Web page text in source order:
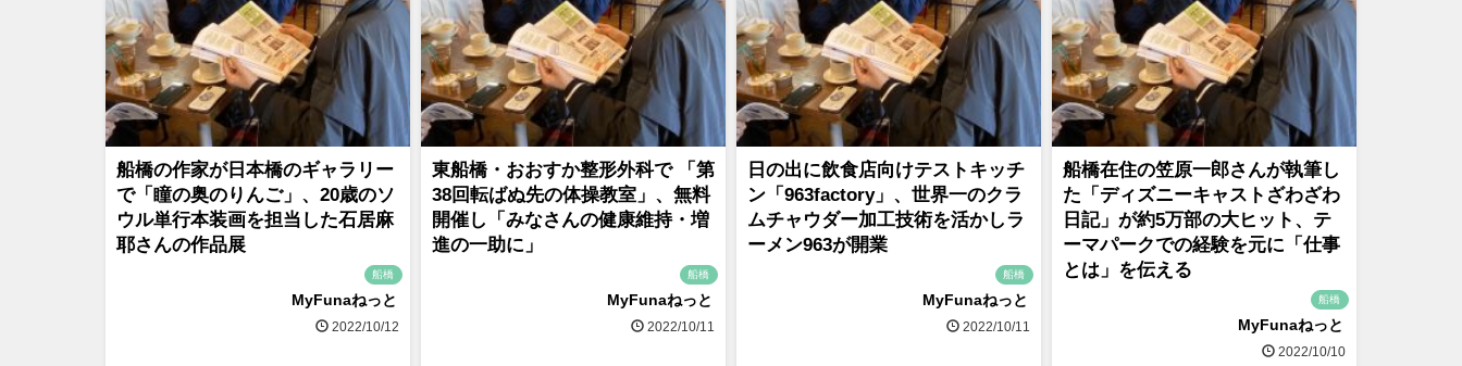
船橋の作家が日本橋のギャラリー
で「瞳の奥のりんご」、20歳のソ
ウル単行本装画を担当した石居麻
耶さんの作品展
船橋
MyFunaねっと
2022/10/12
東船橋・おおすか整形外科で 「第
38回転ばぬ先の体操教室」、無料
開催し「みなさんの健康維持・増
進の一助に」
船橋
MyFunaねっと
2022/10/11
日の出に飲食店向けテストキッチ
ン「963factory」、世界一のクラ
ムチャウダー加工技術を活かしラ
ーメン963が開業
船橋
MyFunaねっと
2022/10/11
船橋在住の笠原一郎さんが執筆し
た「ディズニーキャストざわざわ
日記」が約5万部の大ヒット、テ
ーマパークでの経験を元に「仕事
とは」を伝える
船橋
MyFunaねっと
2022/10/10